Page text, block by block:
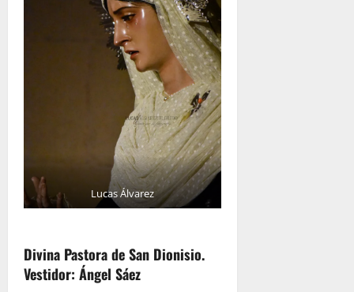
Lucas Álvarez
Divina Pastora de San Dionisio.
Vestidor: Ángel Sáez